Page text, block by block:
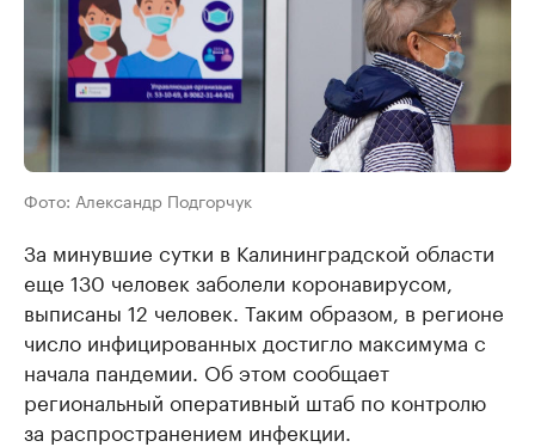
Фото: Александр Подгорчук
За минувшие сутки в Калининградской области
еще 130 человек заболели коронавирусом,
выписаны 12 человек. Таким образом, в регионе
число инфицированных достигло максимума с
начала пандемии. Об этом сообщает
региональный оперативный штаб по контролю
за распространением инфекции.